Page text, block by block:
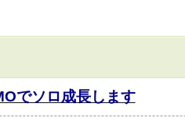
でソロ成長します